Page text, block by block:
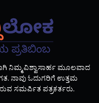
ನಿಮ್ಮ ವಿಶ್ವಾಸಾರ್ಹ ಮೂಲವಾದ
ನಾವು ಓದುಗರಿಗೆ ಉತ್ತಮ
ಸಮರ್ಪಿತ ಪತ್ರಕರ್ತರು.